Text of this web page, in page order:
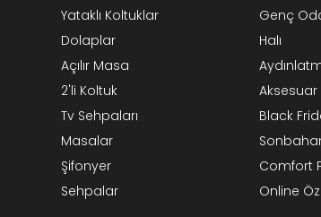
Yataklı Koltuklar
Dolaplar
Açılır Masa
2'li Koltuk
Tv Sehpaları
Masalar
Şifonyer
Sehpalar
Genç
Halı
Aksesuar
Black
Sonbahar
Comfort
Online